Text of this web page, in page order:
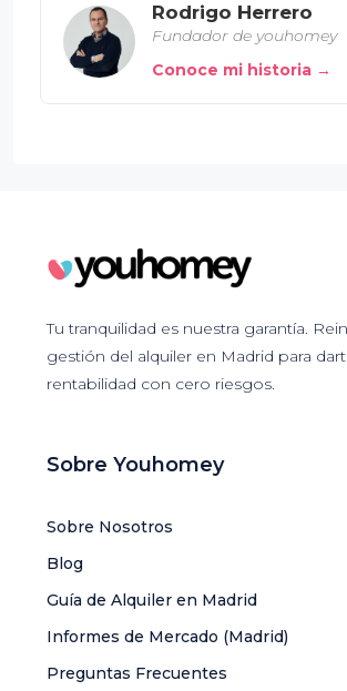
Rodrigo Herrero
Fundador de youhomey
Conoce mi historia →
Tu tranquilidad es nuestra garantía.
gestión del alquiler en Madrid para
rentabilidad con cero riesgos.
Sobre Youhomey
Sobre Nosotros
Blog
Guía de Alquiler en Madrid
Informes de Mercado (Madrid)
Preguntas Frecuentes